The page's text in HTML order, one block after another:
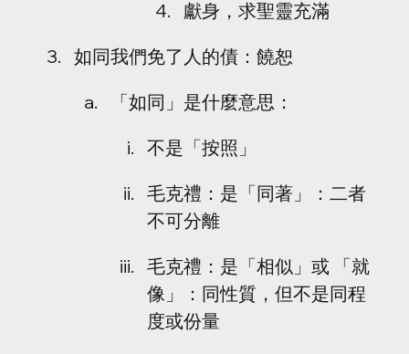
獻身，求聖靈充滿
如同我們免了人的債：饒恕
「如同」是什麼意思：
不是「按照」
毛克禮：是「同著」：二者
不可分離
毛克禮：是「相似」或 「就
像」：同性質，但不是同程
度或份量